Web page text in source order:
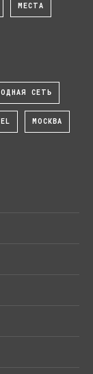
МЕСТА
СЕТЬ
МОСКВА